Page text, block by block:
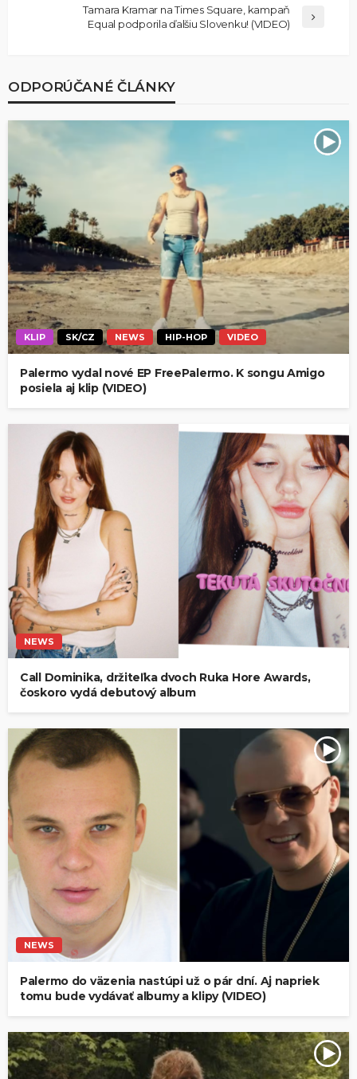
Tamara Kramar na Times Square, kampaň
Equal podporila ďalšiu Slovenku! (VIDEO)
ODPORÚČANÉ ČLÁNKY
KLIP SK/CZ NEWS HIP-HOP VIDEO
Palermo vydal nové EP FreePalermo. K songu Amigo
posiela aj klip (VIDEO)
NEWS
Call Dominika, držiteľka dvoch Ruka Hore Awards,
čoskoro vydá debutový album
NEWS
Palermo do väzenia nastúpi už o pár dní. Aj napriek
tomu bude vydávať albumy a klipy (VIDEO)